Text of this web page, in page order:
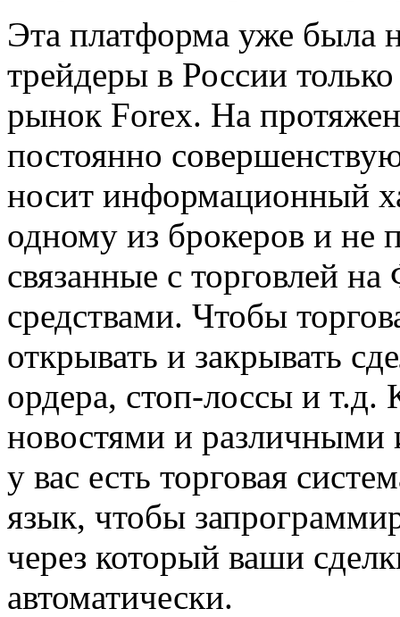
Эта платформа уже была
трейдеры в России
рынок Forex. На
постоянно
носит информационный
одному из брокеров и не
связанные с торговлей
средствами. Чтобы
открывать и закрывать
ордера, стоп-лоссы и т.д.
новостями и
у вас есть торговая
язык, чтобы
через который ваши
автоматически.